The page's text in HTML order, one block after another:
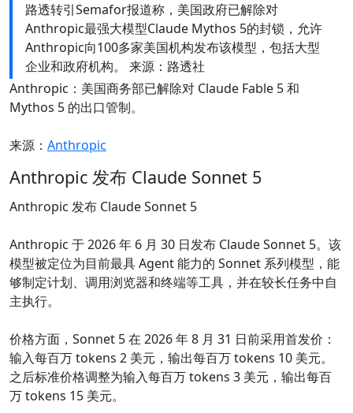
路透转引Semafor报道称，美国政府已解除对
Anthropic最强大模型Claude Mythos 5的封锁，允许
Anthropic向100多家美国机构发布该模型，包括大型
企业和政府机构。 来源：路透社
Anthropic：美国商务部已解除对 Claude Fable 5 和
Mythos 5 的出口管制。
来源： Anthropic
Anthropic 发布 Claude Sonnet 5
Anthropic 发布 Claude Sonnet 5
Anthropic 于 2026 年 6 月 30 日发布 Claude Sonnet 5。该
模型被定位为目前最具 Agent 能力的 Sonnet 系列模型，能
够制定计划、调用浏览器和终端等工具，并在较长任务中自
主执行。
价格方面，Sonnet 5 在 2026 年 8 月 31 日前采用首发价：
输入每百万 tokens 2 美元，输出每百万 tokens 10 美元。
之后标准价格调整为输入每百万 tokens 3 美元，输出每百
万 tokens 15 美元。